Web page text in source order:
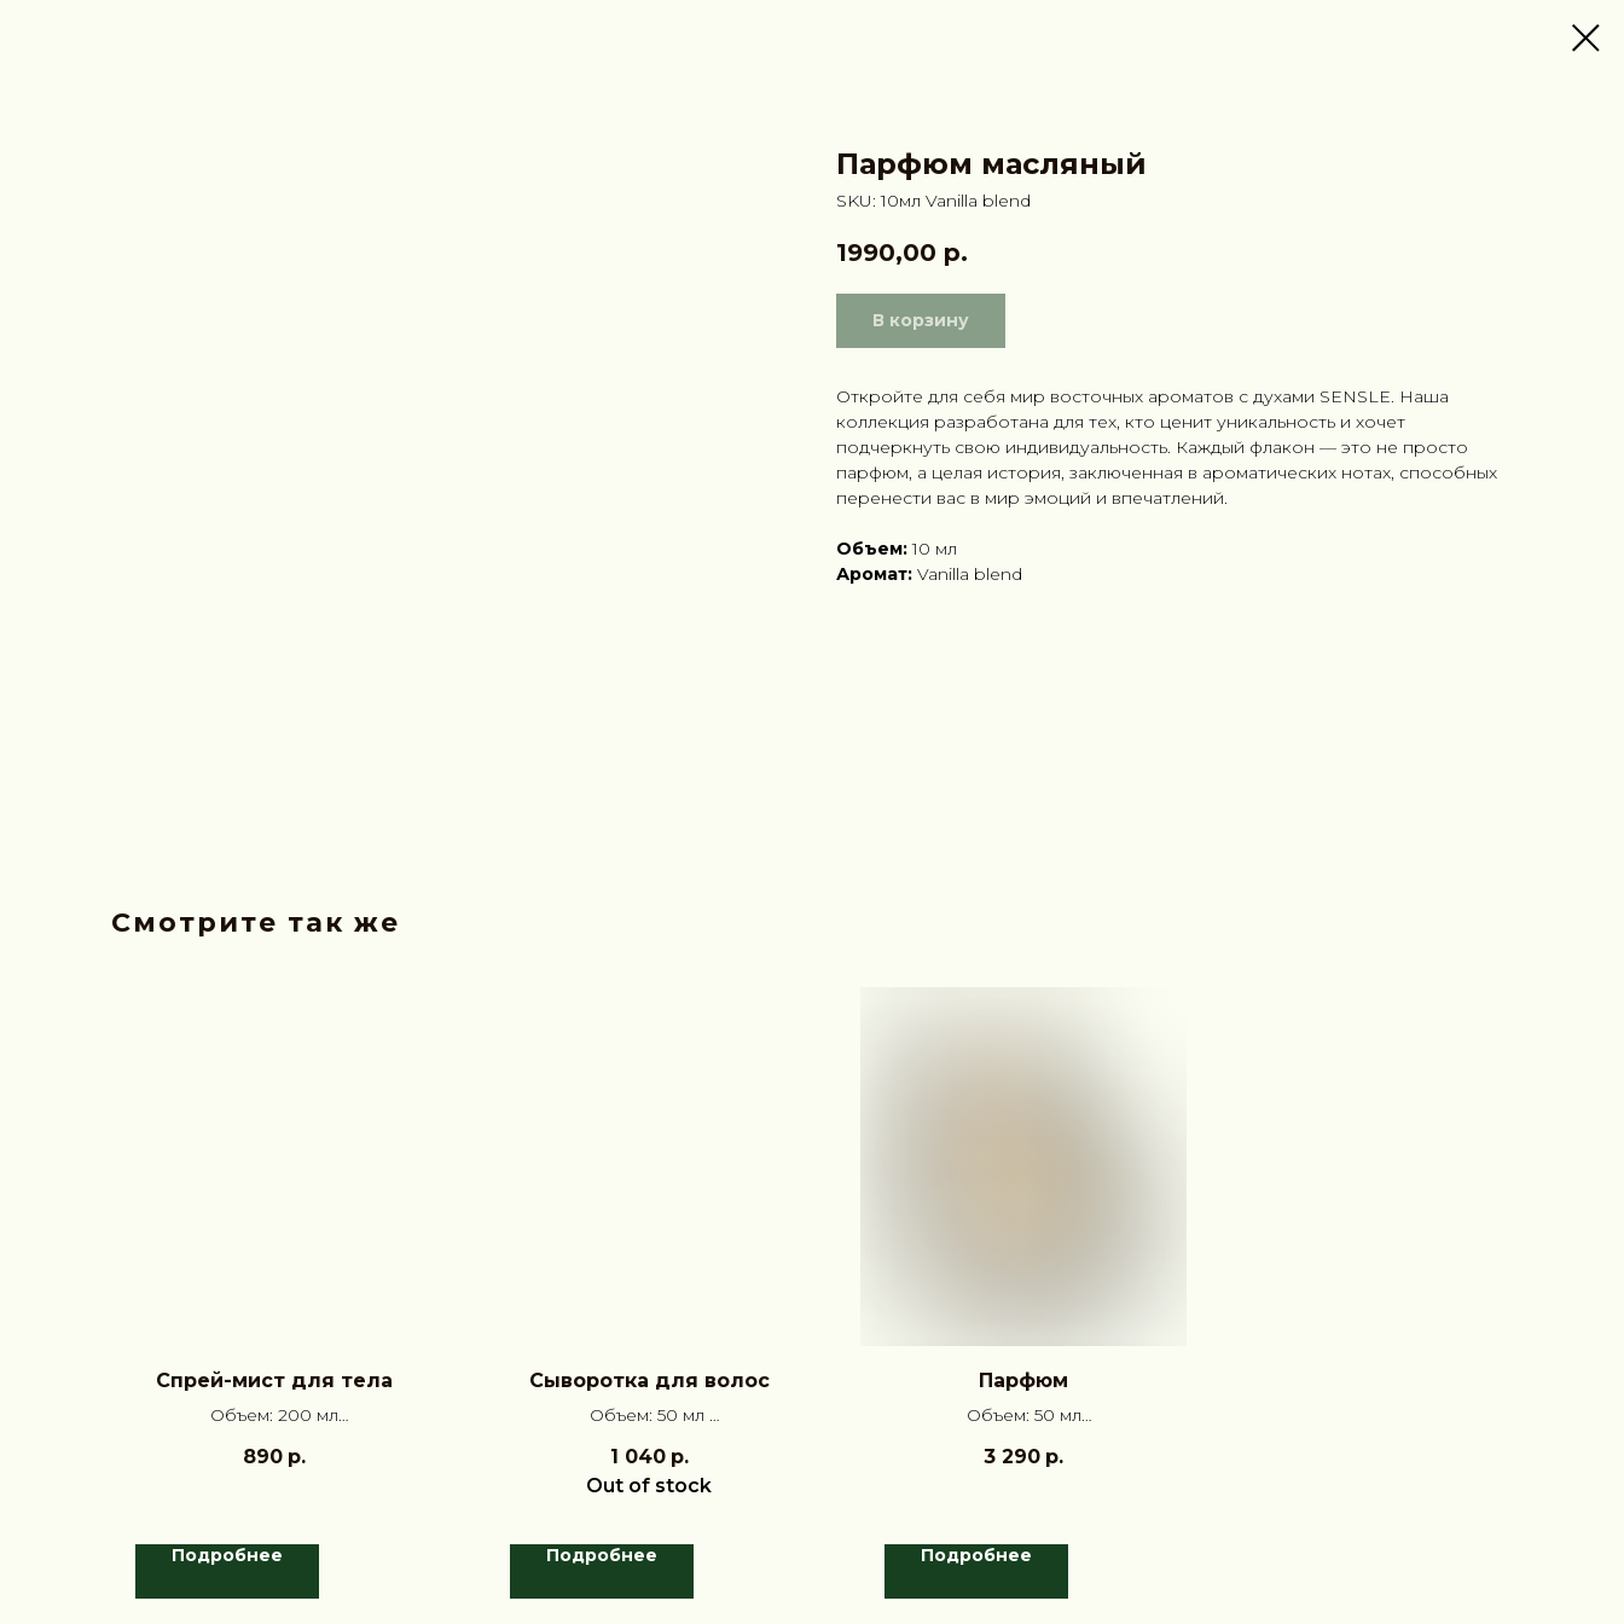
Парфюм масляный
SKU:10мл Vanilla blend
1990,00 р.
В корзину
Откройте для себя мир восточных ароматов с духами SENSLE. Наша
коллекция разработана для тех, кто ценит уникальность и хочет
подчеркнуть свою индивидуальность. Каждый флакон — это не просто
парфюм, а целая история, заключенная в ароматических нотах, способных
перенести вас в мир эмоций и впечатлений.
Объем:10 мл
Аромат: Vanilla blend
Смотрите так же
Спрей-мист для тела
Объем: 200 мл
Маракуйя
890 р.
Подробнее
Сыворотка для волос
Объем: 50 мл
Жасмин, Мох
1 040 р.
Out of stock
Подробнее
Парфюм
Объем: 50 мл
Маракуйя
3 290 р.
Подробнее